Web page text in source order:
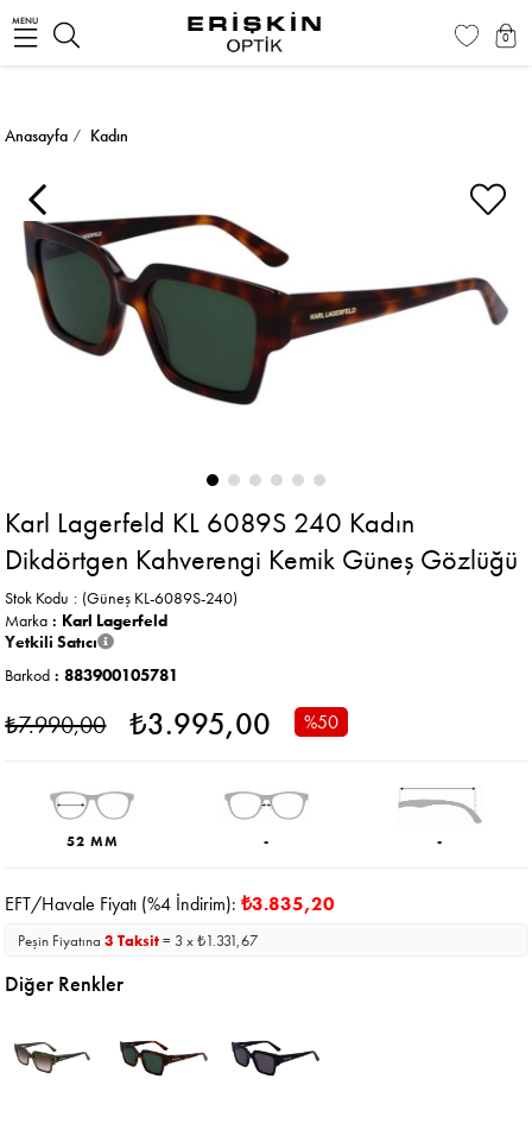
MENU
0
Anasayfa Kadın
Karl Lagerfeld KL 6089S 240 Kadın
Dikdörtgen Kahverengi Kemik Güneş Gözlüğü
(Güneş KL-6089S-240)
Stok Kodu
Marka : Karl Lagerfeld
Yetkili Satıcı
Barkod : 883900105781
₺7.990,00 ₺3.995,00 %50
52 MM - -
EFT/Havale Fiyatı (%4 İndirim):₺3.835,20
Peşin Fiyatına3 Taksit= 3 x ₺1.331,67
Diğer Renkler